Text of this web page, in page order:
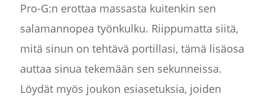
Pro-G:n erottaa massasta kuitenkin sen
salamannopea työnkulku. Riippumatta siitä,
mitä sinun on tehtävä portillasi, tämä lisäosa
auttaa sinua tekemään sen sekunneissa.
Löydät myös joukon esiasetuksia, joiden